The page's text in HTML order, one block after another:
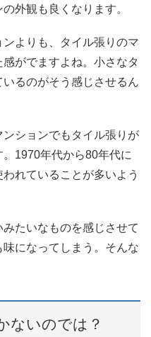
外観も良くなります。
よりも、タイル張りのマ
がでますよね。小さなタ
るのがそう感じさせるん
ションでもタイル張りが
1970年代から80年代に
れていることが多いよう
たいなものを感じさせて
になってしまう。そんな
ないのでは？